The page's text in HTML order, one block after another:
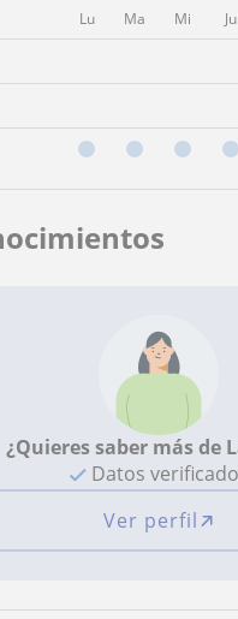
Lu Ma Mi Ju
¿Quieres saber más de
Datos
Ver perfil